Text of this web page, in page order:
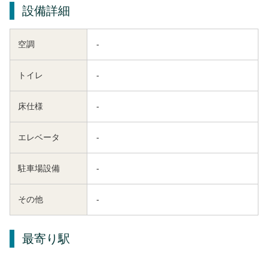
設備詳細
空調 -
トイレ -
床仕様 -
エレベータ -
駐車場設備 -
その他 -
最寄り駅